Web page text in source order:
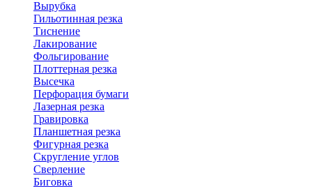
Вырубка
Гильотинная резка
Тиснение
Лакирование
Фольгирование
Плоттерная резка
Высечка
Перфорация бумаги
Лазерная резка
Гравировка
Планшетная резка
Фигурная резка
Скругление углов
Сверление
Биговка